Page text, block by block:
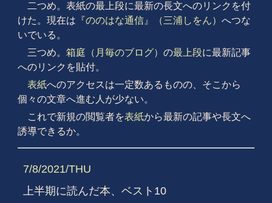
二つめ。表紙の最上段に最新の長文へのリンクを付
けた。現在は 『ののはな通信』（三浦しをん） へつな
いでいる。
三つめ。 箱庭（月毎のブログ） の最上段に最新記事
へのリンクを貼付。
表紙へのアクセスは一定数あるものの、そこから
個々の文章へ進む人が少ない。
これで新規の閲覧者を表紙から最新の記事や長文へ
誘導できるか。
7/8/2021/THU
上半期に読んだ本、ベスト10